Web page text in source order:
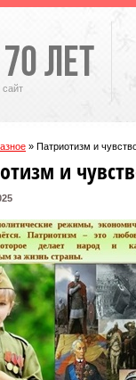
» Патриотизм и
и